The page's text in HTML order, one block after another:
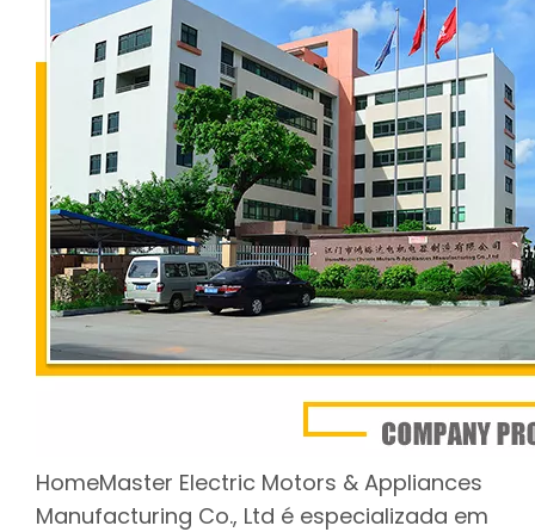
HomeMaster Electric Motors & Appliances
Manufacturing Co., Ltd é especializada em